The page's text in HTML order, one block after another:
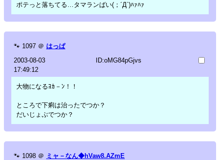
ポテっと落ちてる…タマランばい(；´Д`)ﾊｧﾊｧ
🐾 1097 ＠ はっぱ
2003-08-03
17:49:12
ID:oMG84pGjvs
大物になるﾖｶ－ﾝ！！
ところで下痢は治ったでつか？
だいじょぶでつか？
🐾 1098 ＠ ミャ－なん◆hVaw8.AZmE